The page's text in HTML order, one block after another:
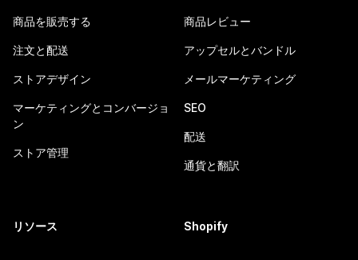
商品を販売する
注文と配送
ストアデザイン
マーケティングとコンバージョ
ン
ストア管理
商品レビュー
アップセルとバンドル
メールマーケティング
SEO
配送
通貨と翻訳
リソース Shopify